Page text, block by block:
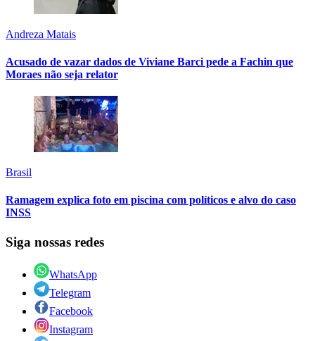
Andreza Matais
Acusado de vazar dados de Viviane Barci pede a Fachin que
Moraes não seja relator
Brasil
Ramagem explica foto em piscina com políticos e alvo do caso
INSS
Siga nossas redes
WhatsApp
Telegram
Facebook
Instagram